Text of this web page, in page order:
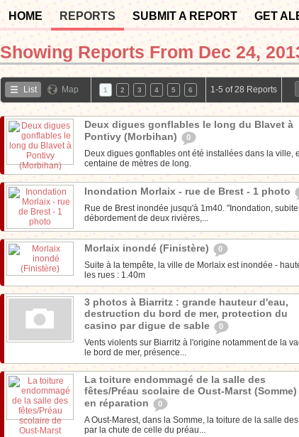
HOME REPORTS SUBMIT A REPORT GET
Showing Reports From Dec 24,
List Map 1 2 3 4 5 6 1-5 of 28 Reports
Deux digues gonflables le long du Blavet à
Pontivy (Morbihan)
0
Deux digues gonflables ont été installées dans la ville,
centaine de mètres de long.
Inondation Morlaix - rue de Brest - 1 photo
Rue de Brest inondée jusqu'à 1m40. "Inondation,
débordement de deux rivières,...
Morlaix inondé (Finistère) 0
Suite à la tempête, la ville de Morlaix est inondée -
les rues : 1.40m
3 photos à Biarritz : grande hauteur d'eau,
destruction du bord de mer, protection du
casino par digue de sable
0
Vents violents sur Biarritz à l'origine notamment de la
le bord de mer, présence...
La toiture endommagé de la salle des
fêtes/Préau scolaire de Oust-Marst (Somme)
en réparation
0
A Oust-Marest, dans la Somme, la toiture de la salle
par la chute de celle du préau...